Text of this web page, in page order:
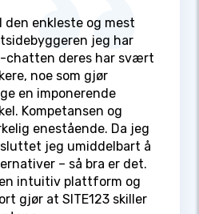
den enkleste og mest
jeg har
chatten deres har svært
noe som gjør
en imponerende
Kompetansen og
enestående. Da jeg
sluttet jeg umiddelbart å
– så bra er det.
intuitiv plattform og
gjør at SITE123 skiller